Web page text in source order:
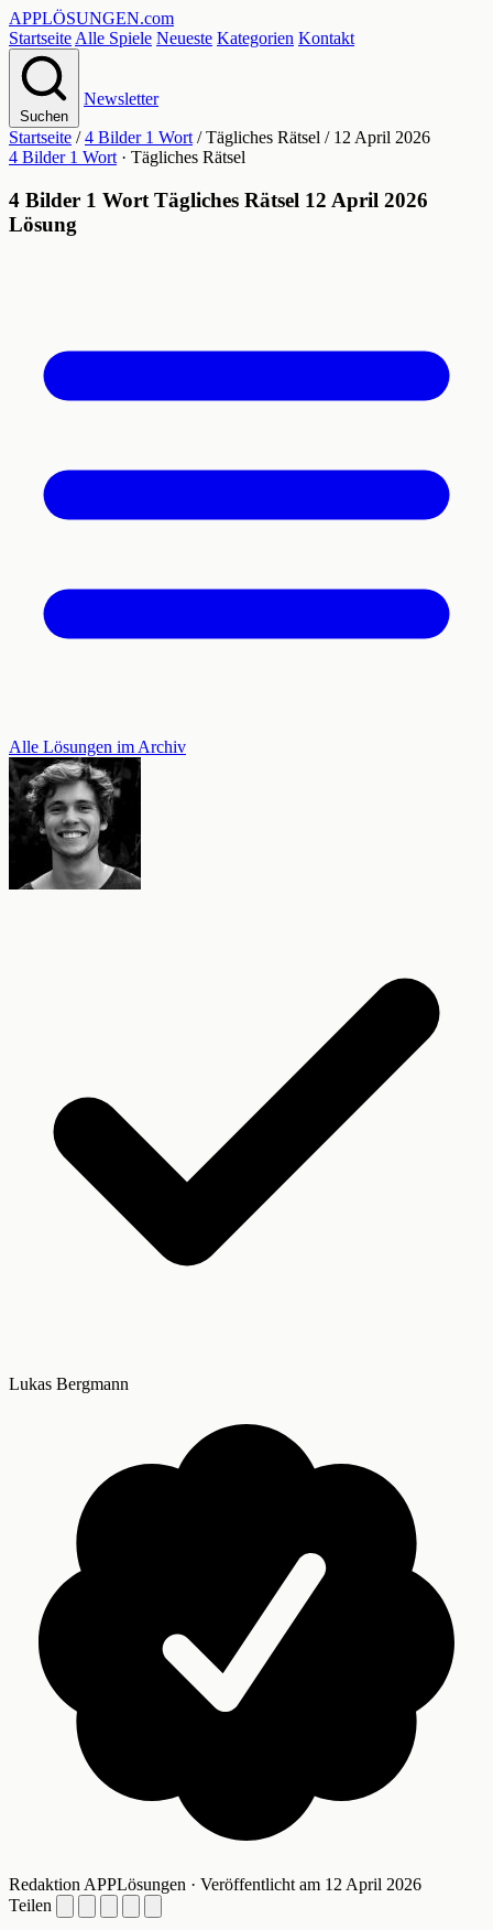
APPLÖSUNGEN.com
Startseite Alle Spiele Neueste Kategorien Kontakt
Suchen
Newsletter
Startseite / 4 Bilder 1 Wort / Tägliches Rätsel / 12 April 2026
4 Bilder 1 Wort · Tägliches Rätsel
4 Bilder 1 Wort Tägliches Rätsel 12 April 2026
Lösung
Alle Lösungen im Archiv
Lukas Bergmann
Redaktion APPLösungen · Veröffentlicht am 12 April 2026
Teilen